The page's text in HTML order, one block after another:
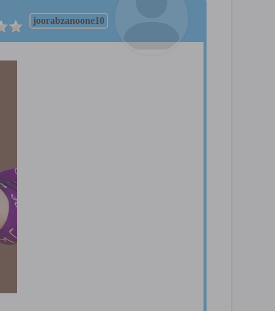
joorabzanoone10